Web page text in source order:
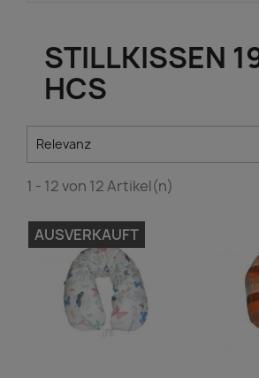
STILLKISSEN
HCS
Relevanz
1 - 12 von 12 Artikel(n)
AUSVERKAUFT